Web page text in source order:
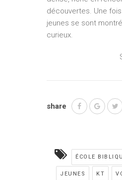
découvertes. Une
jeunes se sont
curieux.
share
ÉCOLE
JEUNES KT